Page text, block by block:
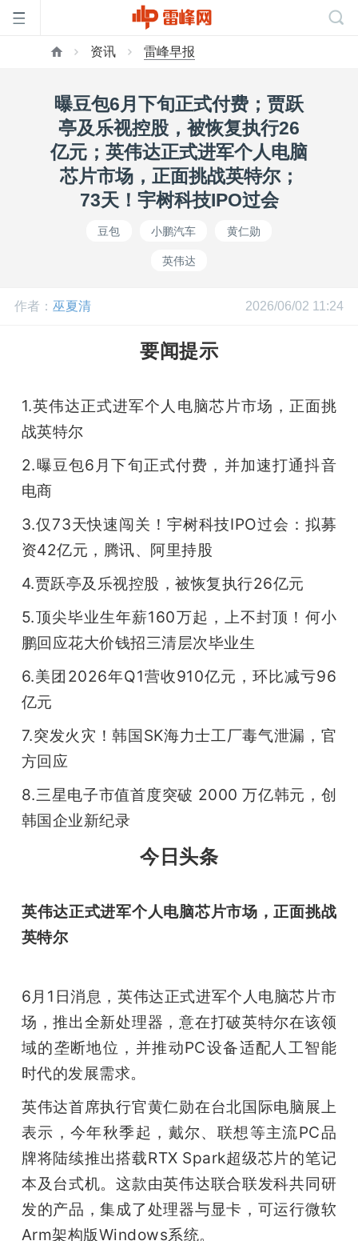
页
雷
公
课
活
中
GAIR
题
爱
资讯 雷峰早报
曝豆包6月下旬正式付费；贾跃
亭及乐视控股，被恢复执行26
亿元；英伟达正式进军个人电脑
芯片市场，正面挑战英特尔；
73天！宇树科技IPO过会
豆包 小鹏汽车 黄仁勋
英伟达
作者： 巫夏清 2026/06/02 11:24
要闻提示
1.英伟达正式进军个人电脑芯片市场，正面挑
战英特尔
2.曝豆包6月下旬正式付费，并加速打通抖音
电商
3.仅73天快速闯关！宇树科技IPO过会：拟募
资42亿元，腾讯、阿里持股
4.贾跃亭及乐视控股，被恢复执行26亿元
5.顶尖毕业生年薪160万起，上不封顶！何小
鹏回应花大价钱招三清层次毕业生
6.美团2026年Q1营收910亿元，环比减亏96
亿元
7.突发火灾！韩国SK海力士工厂毒气泄漏，官
方回应
8.三星电子市值首度突破 2000 万亿韩元，创
韩国企业新纪录
今日头条
英伟达正式进军个人电脑芯片市场，正面挑战
英特尔
6月1日消息，英伟达正式进军个人电脑芯片市
场，推出全新处理器，意在打破英特尔在该领
域的垄断地位，并推动PC设备适配人工智能
时代的发展需求。
英伟达首席执行官黄仁勋在台北国际电脑展上
表示，今年秋季起，戴尔、联想等主流PC品
牌将陆续推出搭载RTX Spark超级芯片的笔记
本及台式机。这款由英伟达联合联发科共同研
发的产品，集成了处理器与显卡，可运行微软
Arm架构版Windows系统。